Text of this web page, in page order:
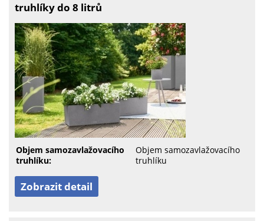
truhlíky do 8 litrů
Objem samozavlažovacího
truhlíku:
Objem samozavlažovacího
truhlíku
Zobrazit detail